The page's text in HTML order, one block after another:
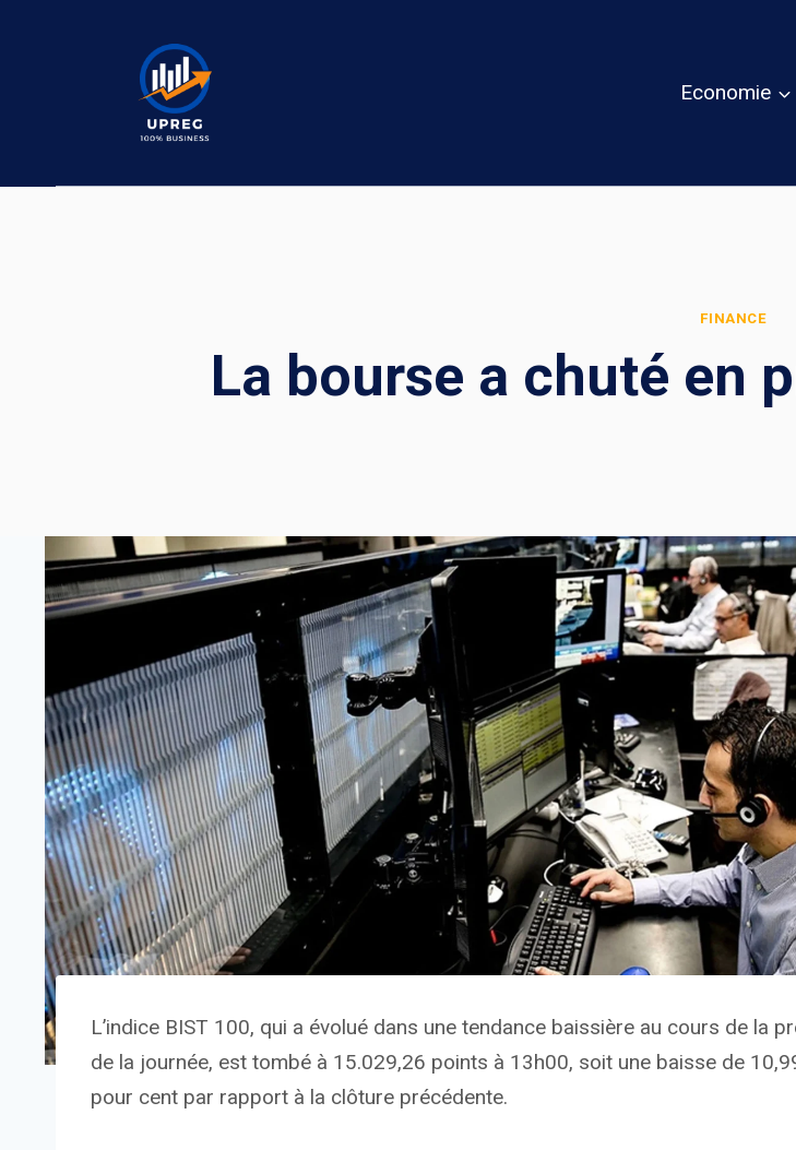
Economie
FINANCE
La bourse a chuté en
L’indice BIST 100, qui a évolué dans une tendance baissière au cours de la
de la journée, est tombé à 15.029,26 points à 13h00, soit une baisse de
pour cent par rapport à la clôture précédente.